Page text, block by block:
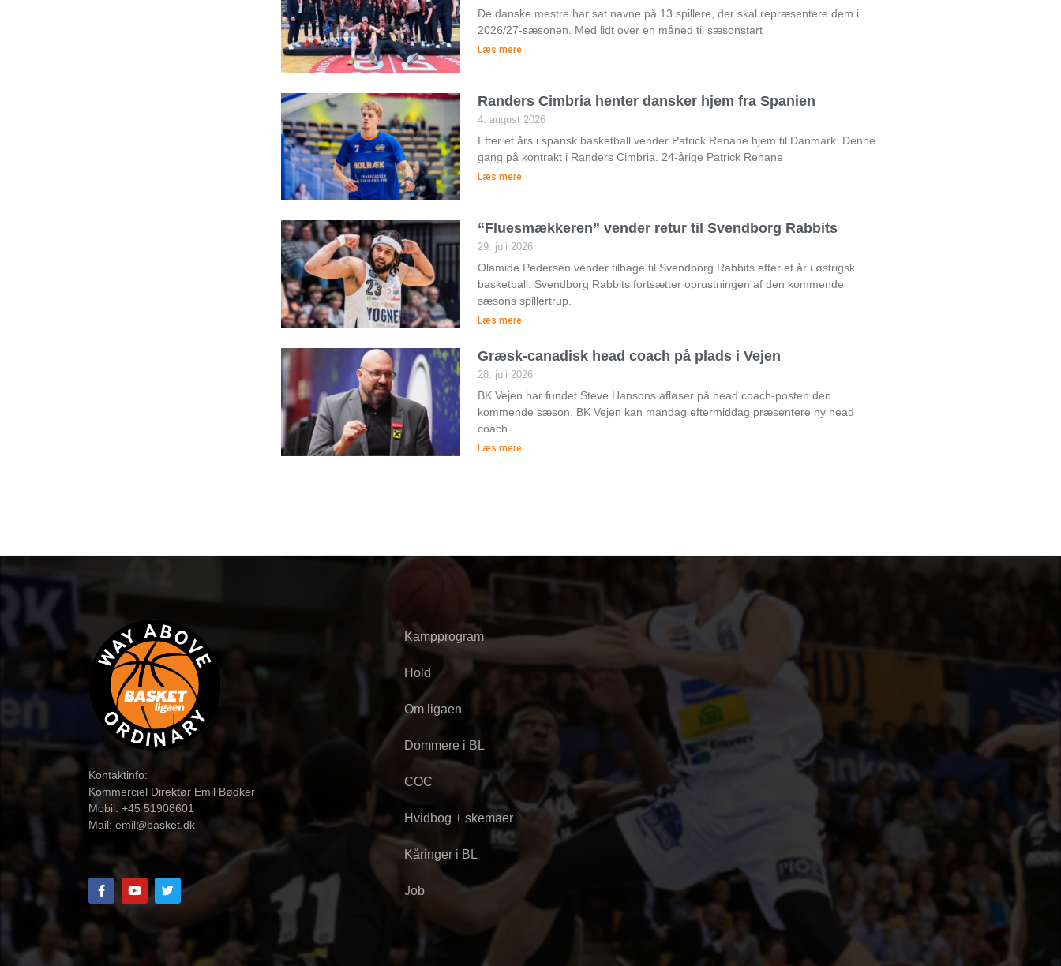
De danske mestre har sat navne på 13 spillere, der skal repræsentere dem i
2026/27-sæsonen. Med lidt over en måned til sæsonstart
Læs mere
Randers Cimbria henter dansker hjem fra Spanien
4. august 2026
Efter et års i spansk basketball vender Patrick Renane hjem til Danmark. Denne
gang på kontrakt i Randers Cimbria. 24-årige Patrick Renane
Læs mere
“Fluesmækkeren” vender retur til Svendborg Rabbits
29. juli 2026
Olamide Pedersen vender tilbage til Svendborg Rabbits efter et år i østrigsk
basketball. Svendborg Rabbits fortsætter oprustningen af den kommende
sæsons spillertrup.
Læs mere
Græsk-canadisk head coach på plads i Vejen
28. juli 2026
BK Vejen har fundet Steve Hansons afløser på head coach-posten den
kommende sæson. BK Vejen kan mandag eftermiddag præsentere ny head
coach
Læs mere
Kontaktinfo:
Kommerciel Direktør Emil Bødker
Mobil: +45 51908601
Mail: emil@basket.dk
Kampprogram
Hold
Om ligaen
Dommere i BL
COC
Hvidbog + skemaer
Kåringer i BL
Job